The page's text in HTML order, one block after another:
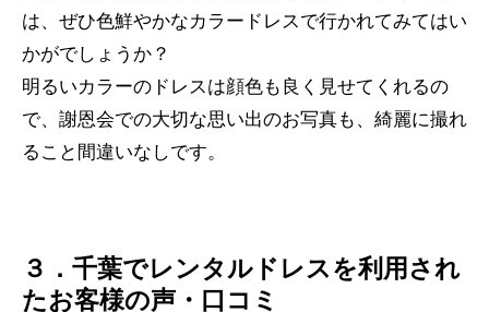
は、ぜひ色鮮やかなカラードレスで行かれてみてはい
かがでしょうか？
明るいカラーのドレスは顔色も良く見せてくれるの
で、謝恩会での大切な思い出のお写真も、綺麗に撮れ
ること間違いなしです。
３．千葉でレンタルドレスを利用され
たお客様の声・口コミ